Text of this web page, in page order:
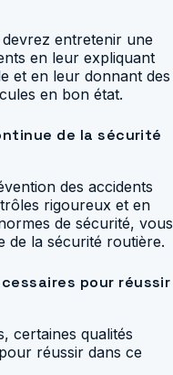
entretenir une
en leur expliquant
et en leur donnant des
en bon état.
de la sécurité
des accidents
rigoureux et en
de sécurité, vous
de la sécurité routière.
pour réussir
certaines qualités
réussir dans ce